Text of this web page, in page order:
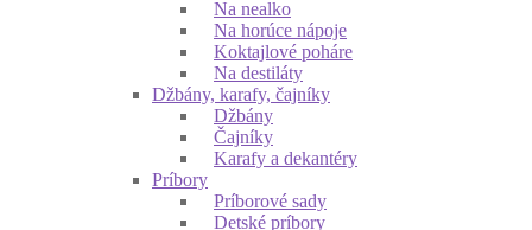
Na nealko
Na horúce nápoje
Koktajlové poháre
Na destiláty
Džbány, karafy, čajníky
Džbány
Čajníky
Karafy a dekantéry
Príbory
Príborové sady
Detské príbory